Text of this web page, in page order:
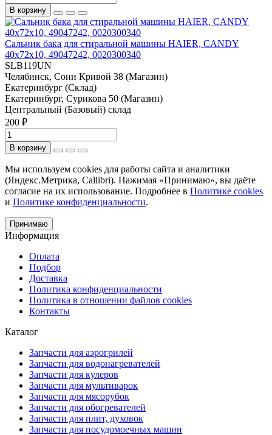
В корзину
Сальник бака для стиральной машины HAIER, CANDY
40x72x10, 49047242, 0020300340
SLB119UN
Челябинск, Сони Кривой 38 (Магазин)
Екатеринбург (Склад)
Екатеринбург, Сурикова 50 (Магазин)
Центральный (Базовый) склад
200 ₽
В корзину
Мы используем cookies для работы сайта и аналитики
(Яндекс.Метрика, Callibri). Нажимая «Принимаю», вы даёте
согласие на их использование. Подробнее в Политике cookies
и Политике конфиденциальности.
Принимаю
Информация
Оплата
Подбор
Доставка
Политика конфиденциальности
Политика в отношении файлов cookies
Контакты
Каталог
Запчасти для аэрогрилей
Запчасти для водонагревателей
Запчасти для кулеров
Запчасти для мультиварок
Запчасти для мясорубок
Запчасти для обогревателей
Запчасти для плит, духовок
Запчасти для посудомоечных машин